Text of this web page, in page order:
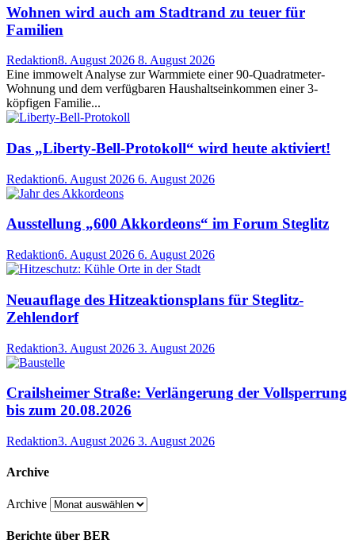
Wohnen wird auch am Stadtrand zu teuer für
Familien
Redaktion8. August 2026 8. August 2026
Eine immowelt Analyse zur Warmmiete einer 90-Quadratmeter-
Wohnung und dem verfügbaren Haushaltseinkommen einer 3-
köpfigen Familie...
Das „Liberty-Bell-Protokoll“ wird heute aktiviert!
Redaktion6. August 2026 6. August 2026
Ausstellung „600 Akkordeons“ im Forum Steglitz
Redaktion6. August 2026 6. August 2026
Neuauflage des Hitzeaktionsplans für Steglitz-
Zehlendorf
Redaktion3. August 2026 3. August 2026
Crailsheimer Straße: Verlängerung der Vollsperrung
bis zum 20.08.2026
Redaktion3. August 2026 3. August 2026
Archive
Archive
Berichte über BER